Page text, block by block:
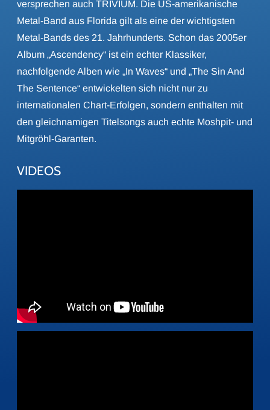
versprechen auch TRIVIUM. Die US-amerikanische
Metal-Band aus Florida gilt als eine der wichtigsten
Metal-Bands des 21. Jahrhunderts. Schon das 2005er
Album „Ascendency“ ist ein echter Klassiker,
nachfolgende Alben wie „In Waves“ und „The Sin And
The Sentence“ entwickelten sich nicht nur zu
internationalen Chart-Erfolgen, sondern enthalten mit
den gleichnamigen Titelsongs auch echte Moshpit- und
Mitgröhl-Garanten.
VIDEOS